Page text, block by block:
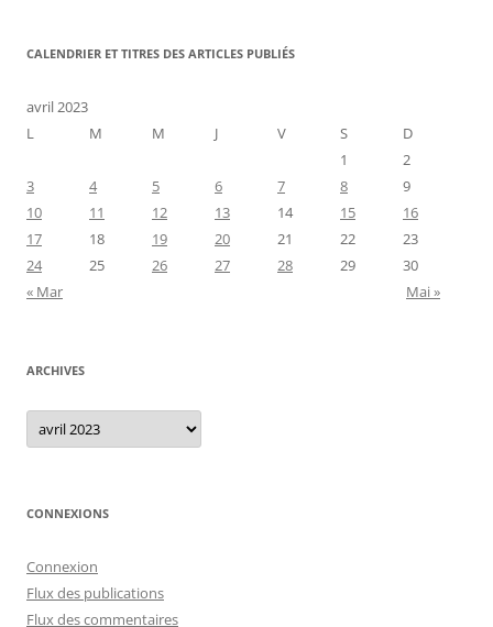
CALENDRIER ET TITRES DES ARTICLES PUBLIÉS
avril 2023
L
M M J V S
D
1
2
3
4 5 6 7 8
9
10
11 12 13 14 15
16
17
18 19 20 21 22
23
24
25 26 27 28 29
30
« Mar
Mai »
ARCHIVES
Archives
CONNEXIONS
Connexion
Flux des publications
Flux des commentaires